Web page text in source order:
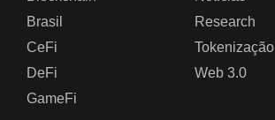
Brasil
CeFi
DeFi
GameFi
Research
Tokenização
Web 3.0